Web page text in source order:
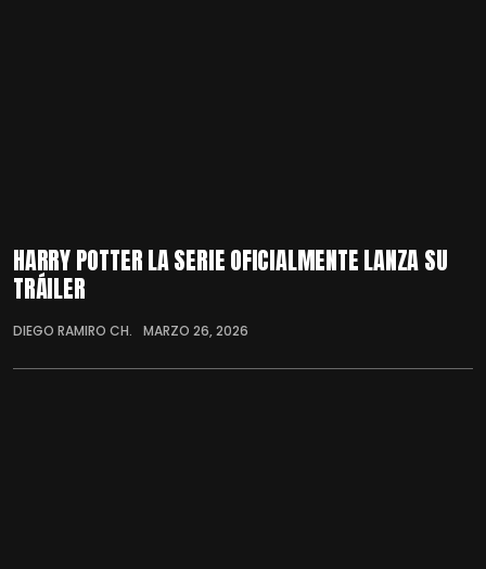
HARRY POTTER LA SERIE OFICIALMENTE LANZA SU
TRÁILER
DIEGO RAMIRO CH. MARZO 26, 2026